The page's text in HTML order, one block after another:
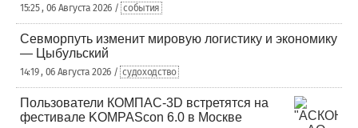
15:25 , 06 Августа 2026 / события
Севморпуть изменит мировую логистику и экономику
— Цыбульский
14:19 , 06 Августа 2026 / судоходство
Пользователи КОМПАС-3D встретятся на
фестивале KOMPAScon 6.0 в Москве